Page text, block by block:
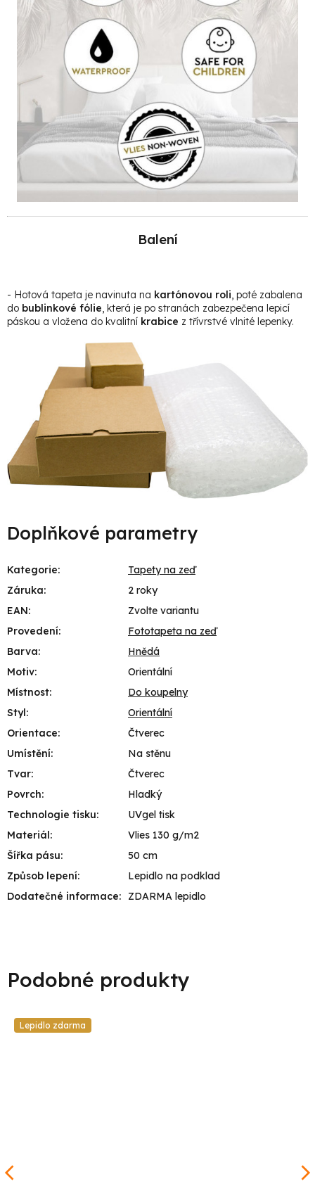
Balení
- Hotová tapeta je navinuta na kartónovou roli, poté zabalena
do bublinkové fólie, která je po stranách zabezpečena lepicí
páskou a vložena do kvalitní krabice z třívrstvé vlnité lepenky.
Doplňkové parametry
Kategorie:
Tapety na zeď
Záruka:
2 roky
EAN:
Zvolte variantu
Provedení:
Fototapeta na zeď
Barva:
Hnědá
Motiv:
Orientální
Místnost:
Do koupelny
Styl:
Orientální
Orientace:
Čtverec
Umístění:
Na stěnu
Tvar:
Čtverec
Povrch:
Hladký
Technologie tisku:
UVgel tisk
Materiál:
Vlies 130 g/m2
Šířka pásu:
50 cm
Způsob lepení:
Lepidlo na podklad
Dodatečné informace: ZDARMA lepidlo
Lepidlo zdarma